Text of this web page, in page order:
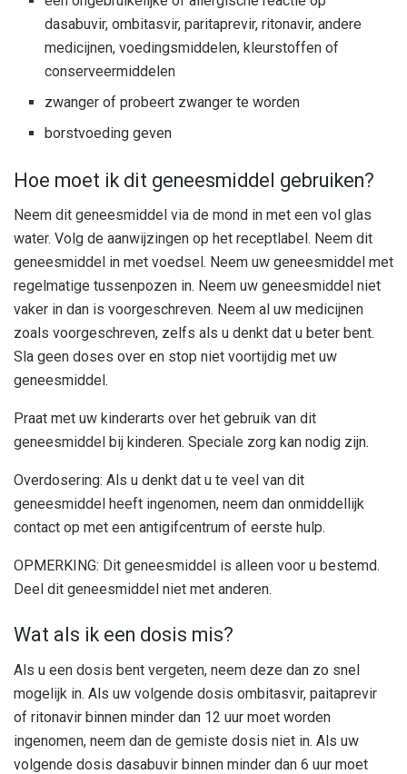
dasabuvir, ombitasvir, paritaprevir, ritonavir, andere
medicijnen, voedingsmiddelen, kleurstoffen of
conserveermiddelen
zwanger of probeert zwanger te worden
borstvoeding geven
Hoe moet ik dit geneesmiddel gebruiken?
Neem dit geneesmiddel via de mond in met een vol glas
water. Volg de aanwijzingen op het receptlabel. Neem dit
geneesmiddel in met voedsel. Neem uw geneesmiddel met
regelmatige tussenpozen in. Neem uw geneesmiddel niet
vaker in dan is voorgeschreven. Neem al uw medicijnen
zoals voorgeschreven, zelfs als u denkt dat u beter bent.
Sla geen doses over en stop niet voortijdig met uw
geneesmiddel.
Praat met uw kinderarts over het gebruik van dit
geneesmiddel bij kinderen. Speciale zorg kan nodig zijn.
Overdosering: Als u denkt dat u te veel van dit
geneesmiddel heeft ingenomen, neem dan onmiddellijk
contact op met een antigifcentrum of eerste hulp.
OPMERKING: Dit geneesmiddel is alleen voor u bestemd.
Deel dit geneesmiddel niet met anderen.
Wat als ik een dosis mis?
Als u een dosis bent vergeten, neem deze dan zo snel
mogelijk in. Als uw volgende dosis ombitasvir, paitaprevir
of ritonavir binnen minder dan 12 uur moet worden
ingenomen, neem dan de gemiste dosis niet in. Als uw
volgende dosis dasabuvir binnen minder dan 6 uur moet